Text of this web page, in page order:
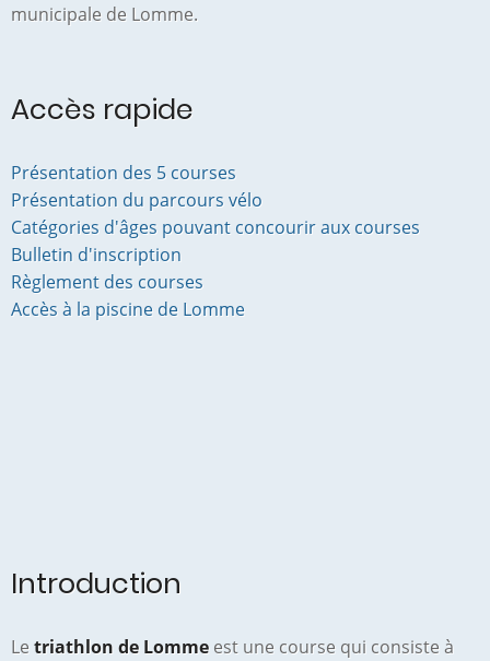
municipale de Lomme.
Accès rapide
Présentation des 5 courses
Présentation du parcours vélo
Catégories d'âges pouvant concourir aux courses
Bulletin d'inscription
Règlement des courses
Accès à la piscine de Lomme
Introduction
Letriathlon de Lomme est une course qui consiste à